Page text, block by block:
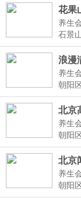
花果
养生
石景
浪漫
养生
朝阳
北京
养生
朝阳
北京
养生
朝阳